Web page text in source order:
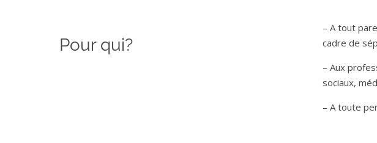
Pour qui?
– A tout
cadre de
– Aux
sociaux,
– A toute